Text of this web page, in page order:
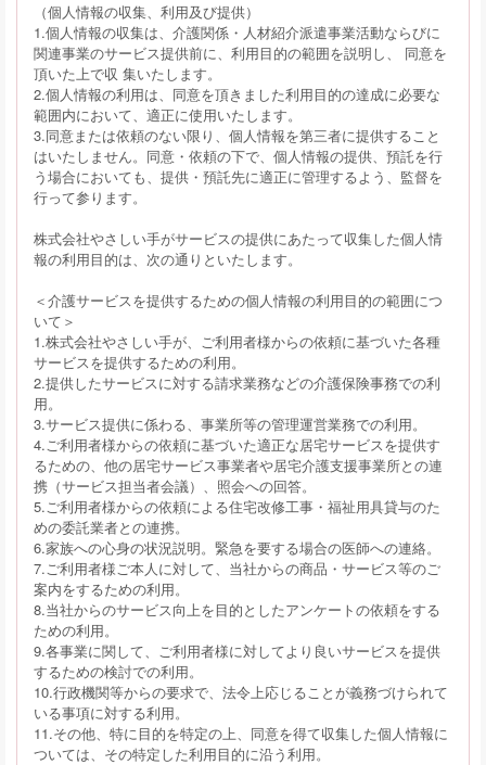
（個人情報の収集、利用及び提供）
1.個人情報の収集は、介護関係・人材紹介派遣事業活動ならびに
関連事業のサービス提供前に、利用目的の範囲を説明し、 同意を
頂いた上で収 集いたします。
2.個人情報の利用は、同意を頂きました利用目的の達成に必要な
範囲内において、適正に使用いたします。
3.同意または依頼のない限り、個人情報を第三者に提供すること
はいたしません。同意・依頼の下で、個人情報の提供、預託を行
う場合においても、提供・預託先に適正に管理するよう、監督を
行って参ります。
株式会社やさしい手がサービスの提供にあたって収集した個人情
報の利用目的は、次の通りといたします。
＜介護サービスを提供するための個人情報の利用目的の範囲につ
いて＞
1.株式会社やさしい手が、ご利用者様からの依頼に基づいた各種
サービスを提供するための利用。
2.提供したサービスに対する請求業務などの介護保険事務での利
用。
3.サービス提供に係わる、事業所等の管理運営業務での利用。
4.ご利用者様からの依頼に基づいた適正な居宅サービスを提供す
るための、他の居宅サービス事業者や居宅介護支援事業所との連
携（サービス担当者会議）、照会への回答。
5.ご利用者様からの依頼による住宅改修工事・福祉用具貸与のた
めの委託業者との連携。
6.家族への心身の状況説明。緊急を要する場合の医師への連絡。
7.ご利用者様ご本人に対して、当社からの商品・サービス等のご
案内をするための利用。
8.当社からのサービス向上を目的としたアンケートの依頼をする
ための利用。
9.各事業に関して、ご利用者様に対してより良いサービスを提供
するための検討での利用。
10.行政機関等からの要求で、法令上応じることが義務づけられて
いる事項に対する利用。
11.その他、特に目的を特定の上、同意を得て収集した個人情報に
ついては、その特定した利用目的に沿う利用。